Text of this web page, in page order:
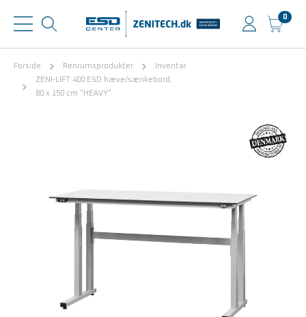
0
Forside Renrumsprodukter
Inventar
ZENI-LIFT 400 ESD hæve/sænkebord,
80 x 150 cm "HEAVY"